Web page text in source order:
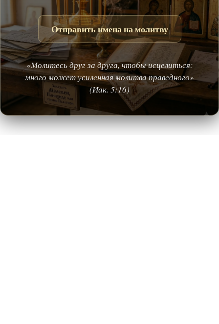
Отправить имена на молитву
«Молитесь друг за друга, чтобы исцелиться:
много может усиленная молитва праведного»
(Иак. 5:16)